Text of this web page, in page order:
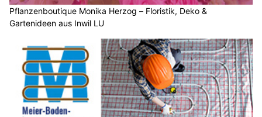
Pflanzenboutique Monika Herzog – Floristik, Deko &
Gartenideen aus Inwil LU